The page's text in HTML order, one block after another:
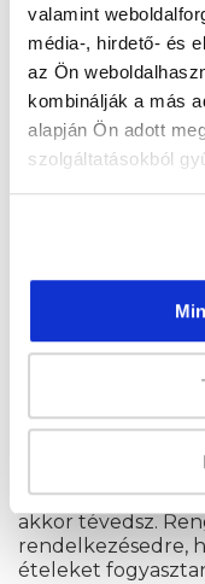
valamint
média-, hirdető- és
az Ön
kombinálják a más
alapján Ön adott
szolgáltatásokból
Sokan térnek át a
környezetvédelmi
állattenyésztés
globális
metán-kibocsátás
kibocsátás 9% -hoz.
környezeti
növényi étrenden
Reggeli,
Ha úgy gondolod,
kevesebb a
akkor tévedsz.
rendelkezésedre,
ételeket